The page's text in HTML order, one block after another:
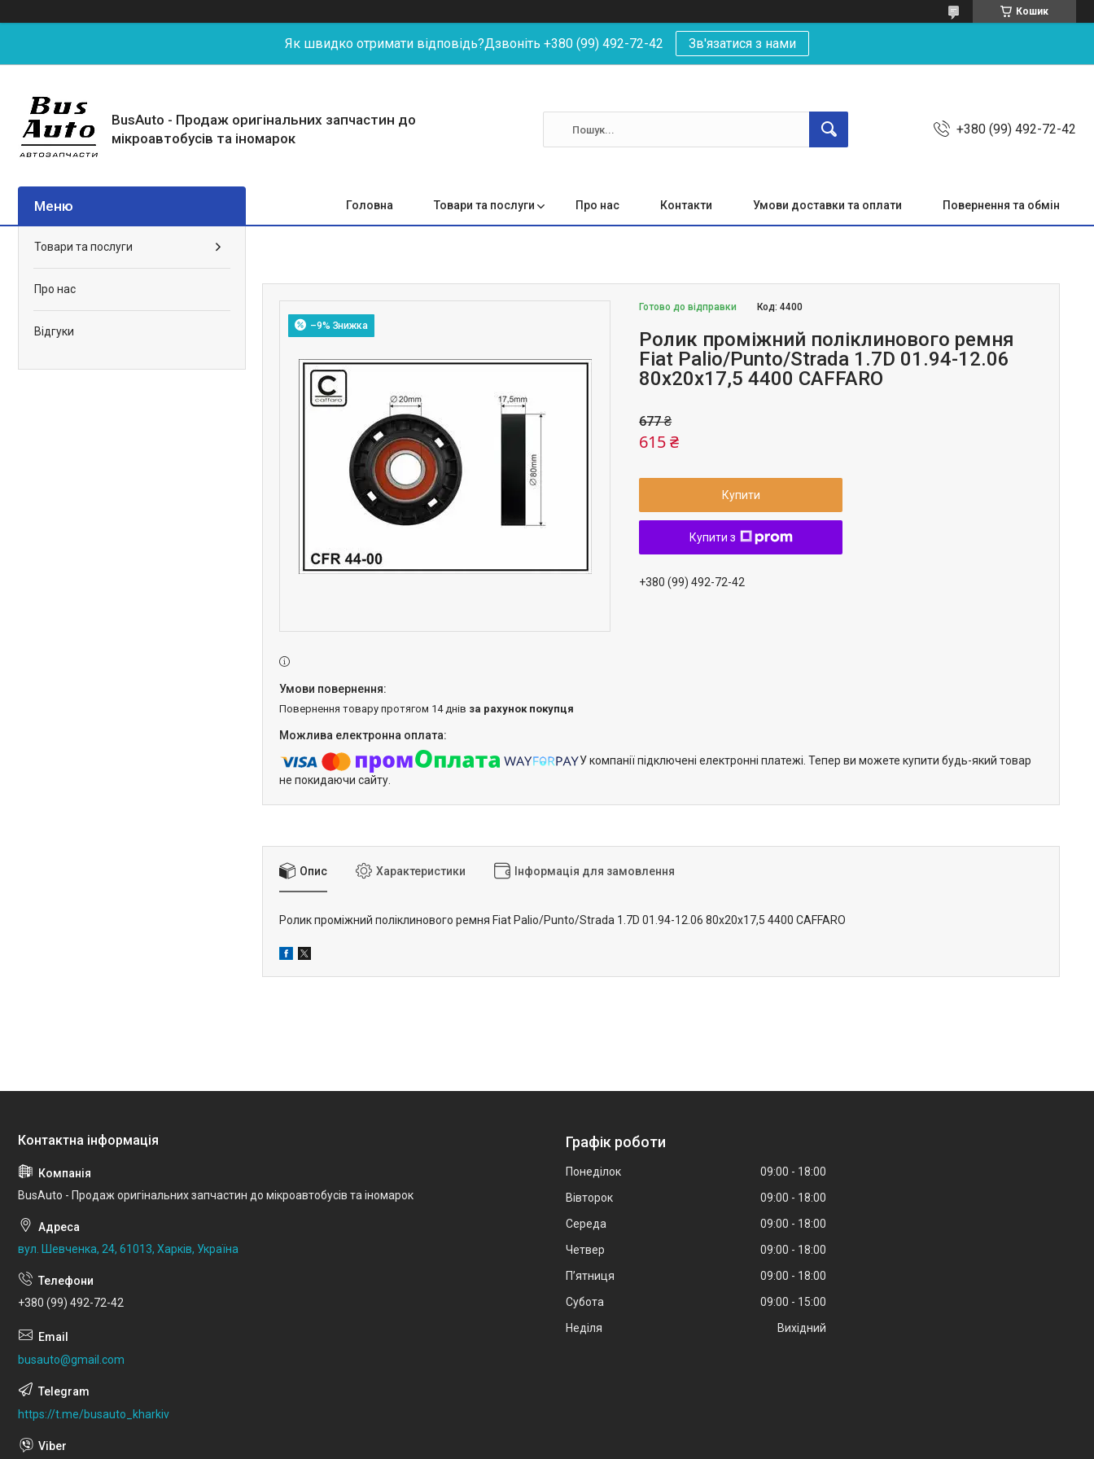
Кошик
Як швидко отримати відповідь?Дзвоніть +380 (99) 492-72-42 Зв'язатися з нами
BusAuto - Продаж оригінальних запчастин до
мікроавтобусів та іномарок
+380 (99) 492-72-42
Головна Товари та послуги Про нас Контакти Умови доставки та оплати Повернення та обмін
–9%
Готово до відправки Код:4400
Ролик проміжний поліклинового ремня
Fiat Palio/Punto/Strada 1.7D 01.94-12.06
80x20x17,5 4400 CAFFARO
677 ₴
615 ₴
Купити
Купити з
+380 (99) 492-72-42
повернення товару протягом 14 днів за рахунок покупця
У компанії підключені електронні платежі. Тепер ви можете купити будь-який товар
не покидаючи сайту.
Опис Характеристики Інформація для замовлення
Ролик проміжний поліклинового ремня Fiat Palio/Punto/Strada 1.7D 01.94-12.06 80x20x17,5 4400 CAFFARO
Товари та послуги
Про нас
Відгуки
BusAuto - Продаж оригінальних запчастин до мікроавтобусів та іномарок
вул. Шевченка, 24, 61013, Харків, Україна
+380 (99) 492-72-42
busauto@gmail.com
https://t.me/busauto_kharkiv
Графік роботи
Понеділок 09:00
18:00
Вівторок
09:00
18:00
Середа
09:00
18:00
Четвер
09:00
18:00
Пʼятниця
09:00
18:00
Субота
09:00
15:00
Неділя
Вихідний